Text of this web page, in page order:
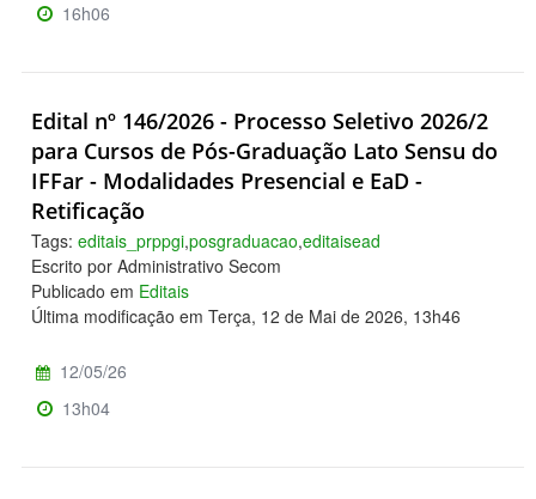
16h06
Edital nº 146/2026 - Processo Seletivo 2026/2
para Cursos de Pós-Graduação Lato Sensu do
IFFar - Modalidades Presencial e EaD -
Retificação
Tags: editais_prppgi,posgraduacao,editaisead
Escrito por Administrativo Secom
Publicado em Editais
Última modificação em Terça, 12 de Mai de 2026, 13h46
12/05/26
13h04